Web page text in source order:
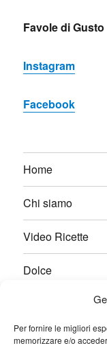
Per fornire le migliori
memorizzare e/o
Favole di Gusto
Instagram
Facebook
Home
Chi siamo
Video Ricette
Dolce
Pane e Lievitati